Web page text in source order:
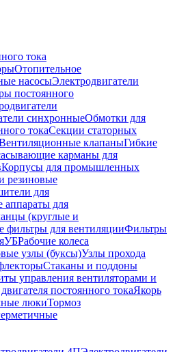
тока
Отопительное
насосыЭлектродвигатели
постоянного
синхронныеОбмотки для
токаСекции статорных
клапаныГибкие
карманы для
Корпусы для промышленных
резиновые
для
для
(круглые и
фильтры для вентиляцииФильтры
Рабочие колеса
узлы (буксы)Узлы прохода
Стаканы и поддоны
управления вентиляторами и
постоянного токаЯкорь
люкиТормоз